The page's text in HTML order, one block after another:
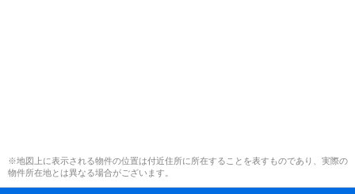
※地図上に表示される物件の位置は付近住所に所在することを表すものであり、実際の
物件所在地とは異なる場合がございます。